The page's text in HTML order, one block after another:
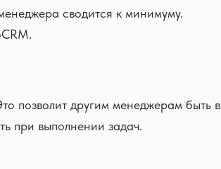
сводится к минимуму.
позволит другим менеджерам быть в
при выполнении задач.